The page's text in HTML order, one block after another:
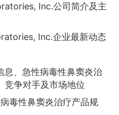
Inc.公司简介及主
Inc.企业最新动态
息、急性病毒性鼻窦炎治
竞争对手及市场地位
毒性鼻窦炎治疗产品规